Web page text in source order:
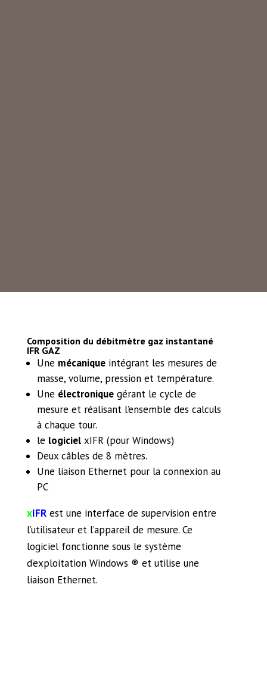
Composition du débitmètre gaz instantané
IFR GAZ
Une mécaniqueintégrant les mesures de
masse, volume, pression et température.
Une électroniquegérant le cycle de
mesure et réalisant l’ensemble des calculs
à chaque tour.
le logicielxIFR (pour Windows)
Deux câbles de 8 mètres.
Une liaison Ethernet pour la connexion au
PC
xIFRest une interface de supervision entre
l’utilisateur et l’appareil de mesure. Ce
logiciel fonctionne sous le système
d’exploitation Windows ® et utilise une
liaison Ethernet.